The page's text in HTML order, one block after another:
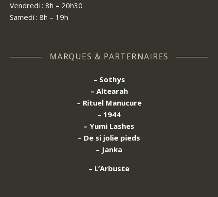
Vendredi : 8h – 20h30
Samedi : 8h – 19h
MARQUES & PARTERNAIRES
– Sothys
– Altearah
– Rituel Manucure
– 1944
– Yumi Lashes
– De si jolie pieds
– Janka
– L’Arbuste